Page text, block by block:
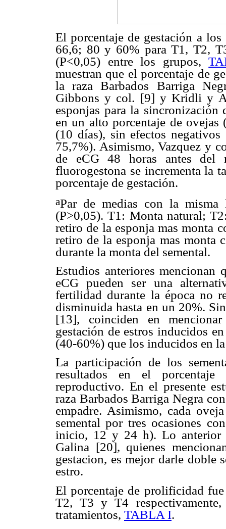
El porcentaje de gestación a
66,6; 80 y 60% para T1, T2,
(P<0,05) entre los grupos,
muestran que el porcentaje de
la raza Barbados Barriga
Gibbons y col. [9] y Kridli y
esponjas para la
en un alto porcentaje de
(10 días), sin efectos
75,7%). Asimismo, Vazquez y
de eCG 48 horas antes del
fluorogestona se incrementa la
porcentaje de gestación.
aPar de medias con la
(P>0,05). T1: Monta natural;
retiro de la esponja mas monta
retiro de la esponja mas
durante la monta del semental.
Estudios anteriores mencionan
eCG pueden ser una
fertilidad durante la época no
disminuida hasta en un 20%.
[13], coinciden en
gestación de estros inducidos
(40-60%) que los inducidos en
La participación de los
resultados en el porcentaje
reproductivo. En el presente
raza Barbados Barriga Negra
empadre. Asimismo, cada
semental por tres ocasiones
inicio, 12 y 24 h). Lo anterior
Galina [20], quienes
gestacion, es mejor darle doble
estro.
El porcentaje de prolificidad
T2, T3 y T4 respectivamente,
tratamientos, TABLA I.